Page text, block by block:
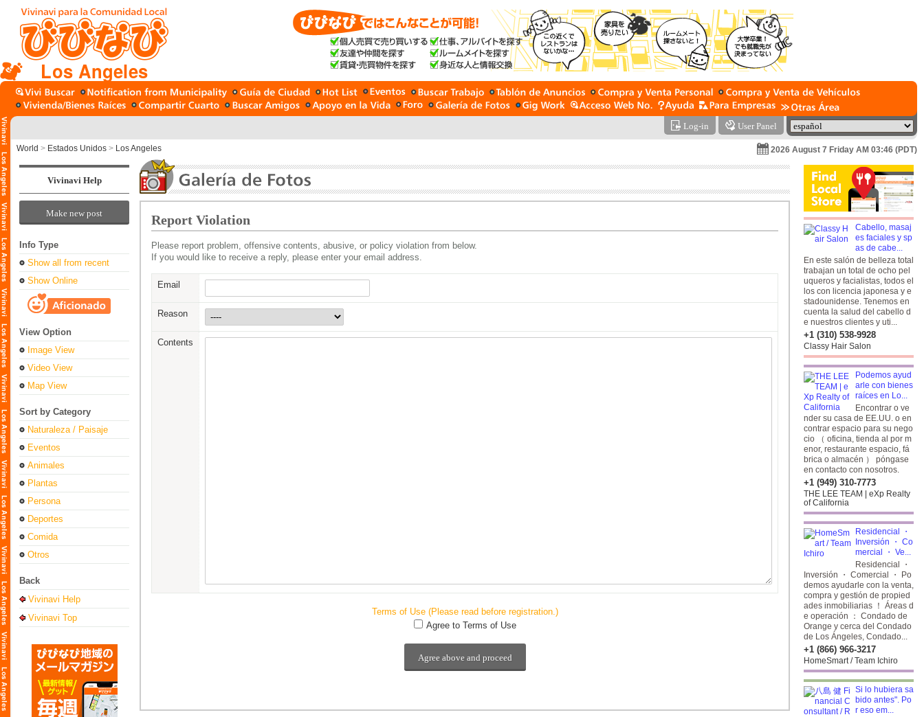
Los Angeles
Log-in User Panel
World > Estados Unidos > Los Angeles 2026 August 7 Friday AM 03:46 (PDT)
Vivinavi Help
Make new post
Info Type
Show all from recent
Show Online
View Option
Image View
Video View
Map View
Sort by Category
Naturaleza / Paisaje
Eventos
Animales
Plantas
Persona
Deportes
Comida
Otros
Back
Vivinavi Help
Vivinavi Top
Report Violation
Please report problem, offensive contents, abusive, or policy violation from below.
If you would like to receive a reply, please enter your email address.
Email
Reason
Contents
Terms of Use (Please read before registration.)
Agree to Terms of Use
Cabello, masaj
es faciales y sp
as de cabe...
En este salón de belleza total
trabajan un total de ocho pel
uqueros y facialistas, todos el
los con licencia japonesa y e
stadounidense. Tenemos en
cuenta la salud del cabello d
e nuestros clientes y uti...
+1 (310) 538-9928
Classy Hair Salon
Podemos ayud
arle con bienes
raíces en Lo...
Encontrar o ve
nder su casa de EE.UU. o en
contrar espacio para su nego
cio （ oficina, tienda al por m
enor, restaurante espacio, fá
brica o almacén ） póngase
en contacto con nosotros.
+1 (949) 310-7773
THE LEE TEAM | eXp Realty
of California
Residencial ・
Inversión ・ Co
mercial ・ Ve...
Residencial ・
Inversión ・ Comercial ・ Po
demos ayudarle con la venta,
compra y gestión de propied
ades inmobiliarias ！ Áreas d
e operación ： Condado de
Orange y cerca del Condado
de Los Ángeles, Condado...
+1 (866) 966-3217
HomeSmart / Team Ichiro
Si lo hubiera sa
bido antes". Po
r eso em...